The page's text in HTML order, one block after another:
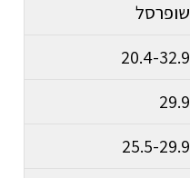
שופרסל
20.4-32.9
29.9
25.5-29.9